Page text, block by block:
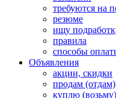
требуются на
резюме
ищу
правила
способы
Объявления
акции, скидки
продам (отдам)
куплю (возьму)